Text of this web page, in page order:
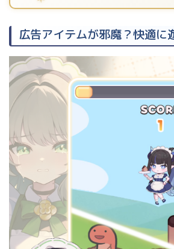
広告アイテムが邪魔？快適に